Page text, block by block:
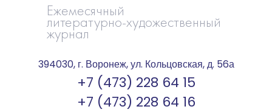
Ежемесячный
литературно-художественный
журнал
394030, г. Воронеж, ул. Кольцовская, д. 56а
+7 (473) 228 64 15
+7 (473) 228 64 16